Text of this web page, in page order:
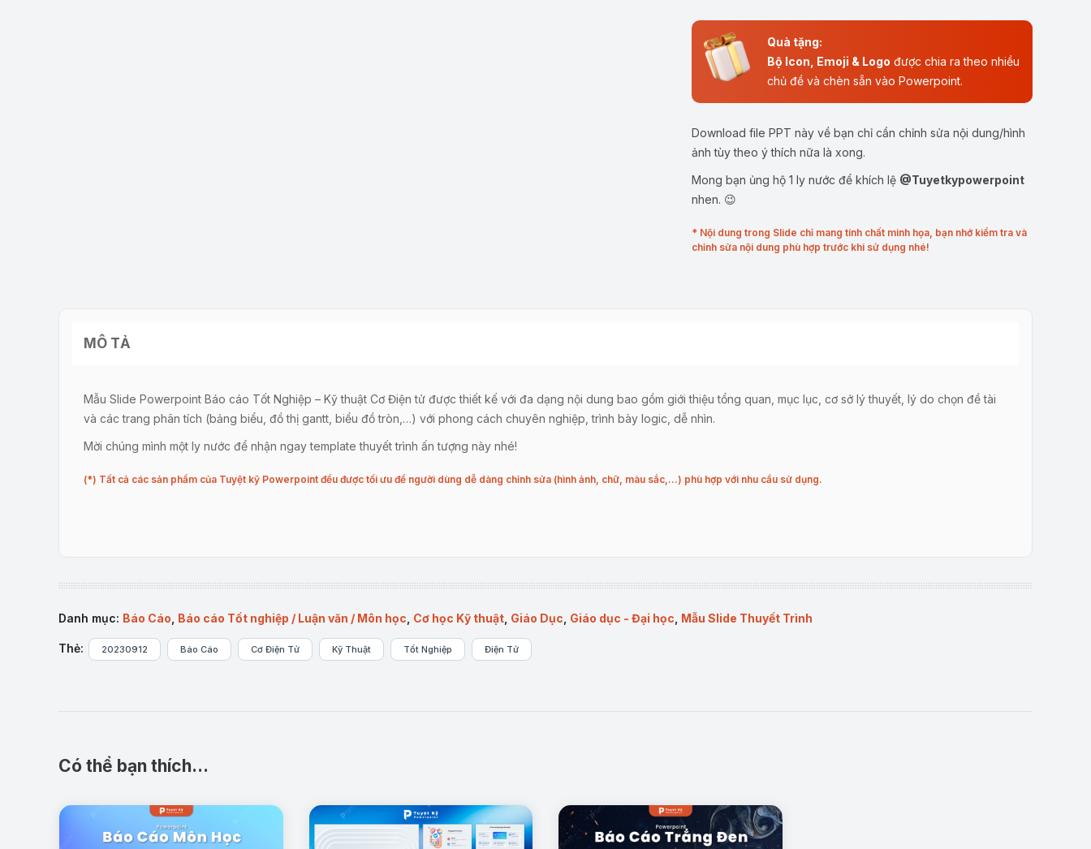
Quà tặng:
Bộ Icon, Emoji & Logo được chia ra theo nhiều
chủ đề và chèn sẵn vào Powerpoint.
Download file PPT này về bạn chỉ cần chỉnh sửa nội dung/hình
ảnh tùy theo ý thích nữa là xong.
Mong bạn ủng hộ 1 ly nước để khích lệ @Tuyetkypowerpoint
nhen. 😉
* Nội dung trong Slide chỉ mang tính chất minh họa, bạn nhớ kiểm tra và
chỉnh sửa nội dung phù hợp trước khi sử dụng nhé!
MÔ TẢ
Mẫu Slide Powerpoint Báo cáo Tốt Nghiệp – Kỹ thuật Cơ Điện tử được thiết kế với đa dạng nội dung bao gồm giới thiệu tổng quan, mục lục, cơ sở lý thuyết, lý do chọn đề tài
và các trang phân tích (bảng biểu, đồ thị gantt, biểu đồ tròn,…) với phong cách chuyên nghiệp, trình bày logic, dễ nhìn.
Mời chúng mình một ly nước để nhận ngay template thuyết trình ấn tượng này nhé!
(*) Tất cả các sản phẩm của Tuyệt kỹ Powerpoint đều được tối ưu để người dùng dễ dàng chỉnh sửa (hình ảnh, chữ, màu sắc,…) phù hợp với nhu cầu sử dụng.
Danh mục: Báo Cáo Báo cáo Tốt nghiệp / Luận văn / Môn học Cơ học Kỹ thuật Giáo Dục Giáo dục - Đại học Mẫu Slide Thuyết Trình
Thẻ: 20230912 Báo Cáo Cơ Điện Tử Kỹ Thuật Tốt Nghiệp Điện Tử
Có thể bạn thích…